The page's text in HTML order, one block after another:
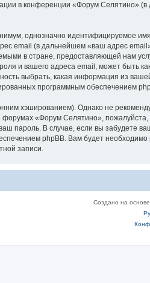
в конференции «Форум Селятино»
однозначно идентифицируемое
email (в дальнейшем «ваш адрес
в стране, предоставляющей нам
и вашего адреса email, может быть
выбрать, какая информация из
программным обеспечением
хэшированием). Однако не
«Форум Селятино»,
пароль. В случае, если вы забудете
phpBB. Вам будет
записи.
Создано на основе